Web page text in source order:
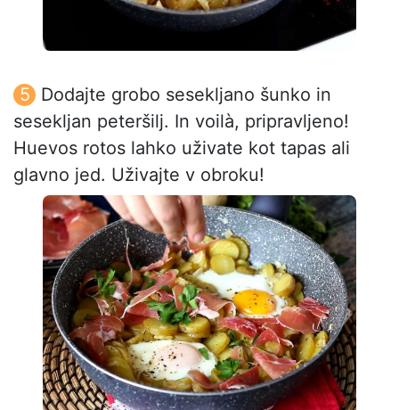
Dodajte grobo sesekljano šunko in
sesekljan peteršilj. In voilà, pripravljeno!
Huevos rotos lahko uživate kot tapas ali
glavno jed. Uživajte v obroku!